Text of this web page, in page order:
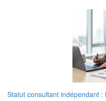
Statut consultant indépendant